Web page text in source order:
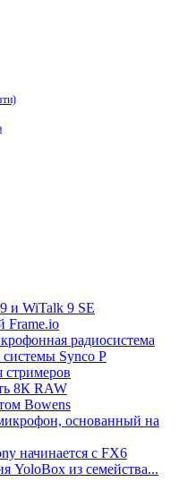
и WiTalk 9 SE
Frame.io
радиосистема
Synco P
стримеров
8К RAW
Bowens
основанный на
начинается с FX6
YoloBox из семейства...